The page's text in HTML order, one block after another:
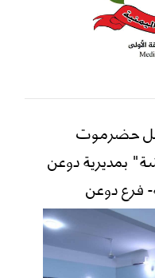
حضرموت
بمديرية دوعن
فرع دوعن